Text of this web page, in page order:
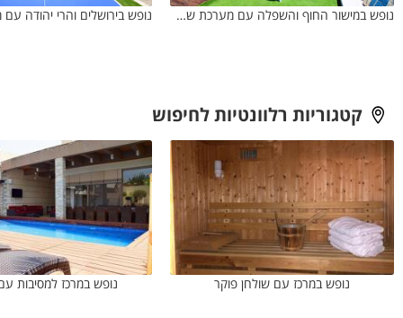
נופש במישור החוף והשפלה עם מערכת שמע במתחם הבריכה
קטגוריות רלוונטיות לחיפוש
נופש במרכז עם שולחן פוקר נופש במרכז למסיבות